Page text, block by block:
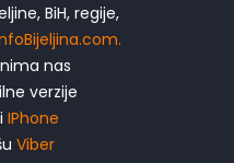
BiH, regije,
nas
verzije
IPhone
Viber